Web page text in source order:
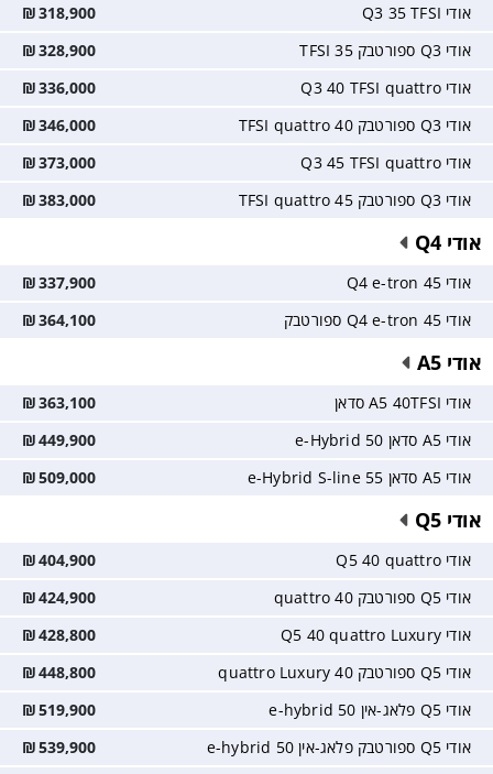
אודי Q3 35 TFSI 318,900
₪
אודי Q3 ספורטבק 35 TFSI
328,900
₪
אודי Q3 40 TFSI quattro
336,000
₪
אודי Q3 ספורטבק 40 TFSI quattro
346,000
₪
אודי Q3 45 TFSI quattro
373,000
₪
אודי Q3 ספורטבק 45 TFSI quattro
383,000
₪
אודי Q4
אודי Q4 e-tron 45 337,900
₪
אודי Q4 e-tron 45 ספורטבק
364,100
₪
אודי A5
אודי A5 40TFSI סדאן 363,100
₪
אודי A5 סדאן 50 e-Hybrid
449,900
₪
אודי A5 סדאן 55 e-Hybrid S-line
509,000
₪
אודי Q5
אודי Q5 40 quattro 404,900
₪
אודי Q5 ספורטבק 40 quattro
424,900
₪
אודי Q5 40 quattro Luxury
428,800
₪
אודי Q5 ספורטבק 40 quattro Luxury
448,800
₪
אודי Q5 פלאג-אין e-hybrid 50
519,900
₪
אודי Q5 ספורטבק פלאג-אין e-hybrid 50
539,900
₪